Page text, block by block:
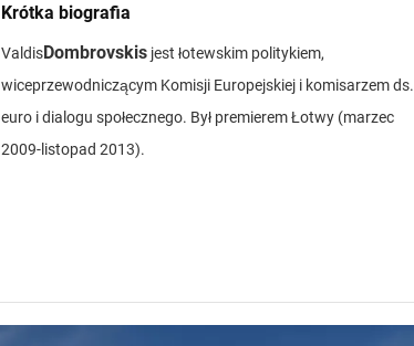
Krótka biografia
ValdisDombrovskis jest łotewskim politykiem,
wiceprzewodniczącym Komisji Europejskiej i komisarzem ds.
euro i dialogu społecznego. Był premierem Łotwy (marzec
2009-listopad 2013).